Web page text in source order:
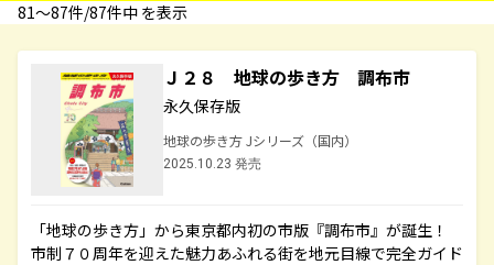
81〜87件/87件中 を表示
Ｊ２８ 地球の歩き方 調布市
永久保存版
地球の歩き方 Jシリーズ（国内）
2025.10.23 発売
「地球の歩き方」から東京都内初の市版『調布市』が誕生！
市制７０周年を迎えた魅力あふれる街を地元目線で完全ガイド